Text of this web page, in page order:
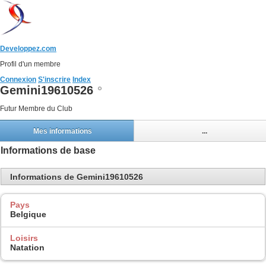
Developpez.com
Profil d'un membre
Connexion S'inscrire Index
Gemini19610526
Futur Membre du Club
Mes informations ...
Informations de base
Informations de Gemini19610526
Pays
Belgique
Loisirs
Natation